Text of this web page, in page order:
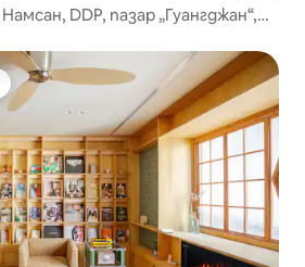
DDP, пазар „Гуангджан“,
Седжон“